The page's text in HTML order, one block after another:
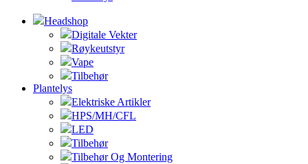
Headshop
Digitale Vekter
Røykeutstyr
Vape
Tilbehør
Plantelys
Elektriske Artikler
HPS/MH/CFL
LED
Tilbehør
Tilbehør Og Montering